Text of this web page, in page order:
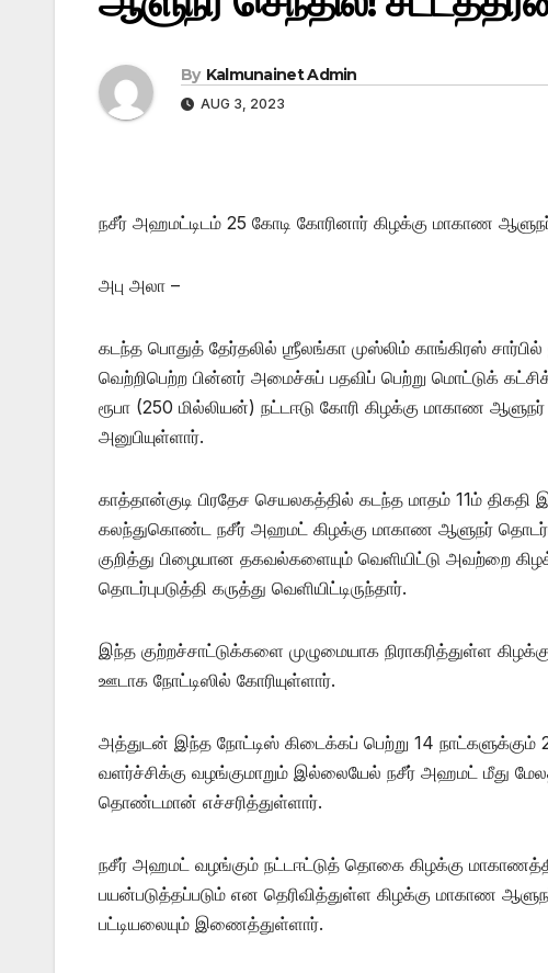
By Kalmunainet Admin
AUG 3, 2023
நசீர் அஹமட்டிடம் 25 கோடி கோரினார் கிழக்கு மாகாண
அபு அலா –
கடந்த பொதுத் தேர்தலில் ஶ்ரீலங்கா முஸ்லிம் காங்கிரஸ்
வெற்றிபெற்ற பின்னர் அமைச்சுப் பதவிப் பெற்று மொட்டுக்
ரூபா (250 மில்லியன்) நட்டஈடு கோரி கிழக்கு மாகாண
அனுபியுள்ளார்.
காத்தான்குடி பிரதேச செயலகத்தில் கடந்த மாதம் 11ம் திகதி
கலந்துகொண்ட நசீர் அஹமட் கிழக்கு மாகாண ஆளுநர்
குறித்து பிழையான தகவல்களையும் வெளியிட்டு அவற்​றை
தொடர்புபடுத்தி கருத்து வெளியிட்டிருந்தார்.
இந்த குற்றச்சாட்டுக்களை முழுமையாக நிராகரித்துள்ள
ஊடாக நோட்டிஸில் கோரியுள்ளார்.
அத்துடன் இந்த நோட்டிஸ் கிடைக்கப் பெற்று 14
வளர்ச்சிக்கு வழங்குமாறும் இல்லையேல் நசீர் அஹமட் மீது
தொண்டமான் எச்சரித்துள்ளார்.
நசீர் அஹமட் வழங்கும் நட்டஈட்டுத் தொகை கிழக்கு
பயன்படுத்தப்படும் என தெரிவித்துள்ள கிழக்கு மாகாண
பட்டியலையும் இணைத்துள்ளார்.